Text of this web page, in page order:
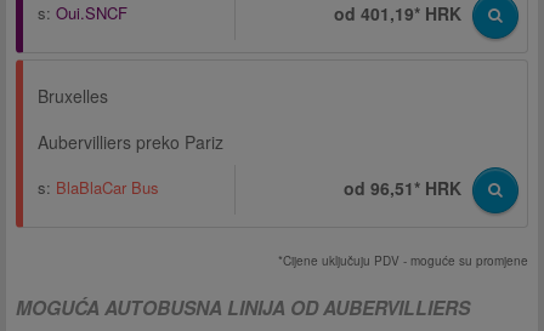
s: Oui.SNCF od 401,19* HRK
Bruxelles
Aubervilliers preko Pariz
s: BlaBlaCar Bus od 96,51* HRK
*Cijene uključuju PDV - moguće su promjene
MOGUĆA AUTOBUSNA LINIJA OD AUBERVILLIERS